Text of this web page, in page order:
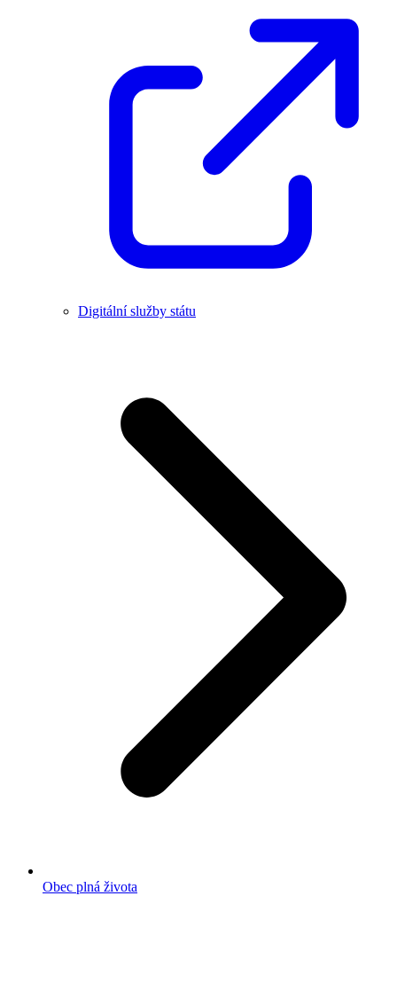
Digitální služby státu
Obec plná života